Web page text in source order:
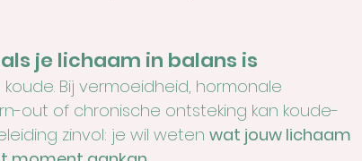
je lichaam in balans is
Bij vermoeidheid, hormonale
out of chronische ontsteking kan koude-
zinvol: je wil weten wat jouw lichaam